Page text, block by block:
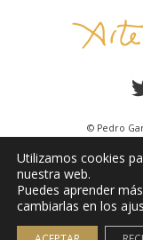
© Pedro
Utilizamos cookies
nuestra web.
Puedes aprender
cambiarlas en los